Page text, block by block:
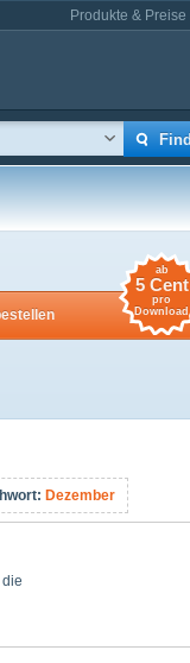
Produkte & Preise
ab
5 Cent
pro
Download
Dezember